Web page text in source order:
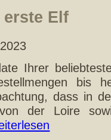
erste Elf
Ihrer
bis
dass in
der Loire